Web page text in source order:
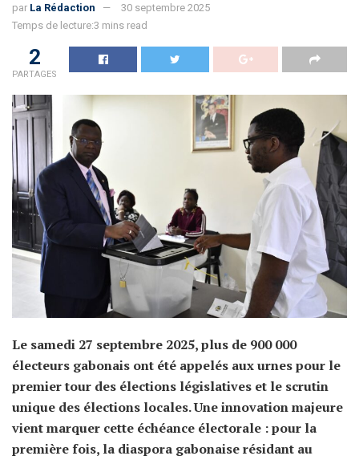
par La Rédaction
30 septembre 2025
Temps de lecture:3 mins read
2
PARTAGES
Le samedi 27 septembre 2025, plus de 900 000
électeurs gabonais ont été appelés aux urnes pour le
premier tour des élections législatives et le scrutin
unique des élections locales. Une innovation majeure
vient marquer cette échéance électorale : pour la
première fois, la diaspora gabonaise résidant au